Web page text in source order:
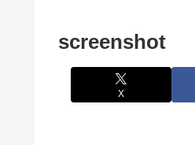
screenshot
X